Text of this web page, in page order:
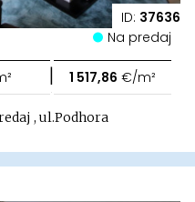
ID: 37636
Na predaj
| 1 517,86 €/m²
, ul.Podhora